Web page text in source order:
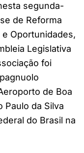
segunda-
de Reforma
Oportunidades,
Legislativa
foi
de Boa
Paulo da Silva
do Brasil na